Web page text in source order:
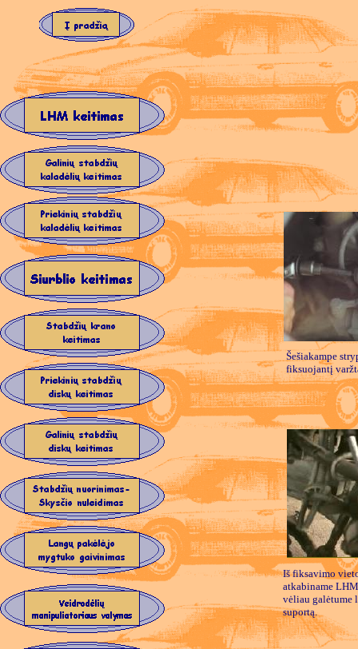
Šešiakampe
fiksuojantį
Iš fiksavimo
atkabiname
vėliau galėtume
suportą.